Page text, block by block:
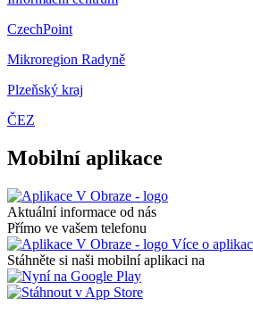
CzechPoint
Mikroregion Radyně
Plzeňský kraj
ČEZ
Mobilní aplikace
Aktuální informace od nás
Přímo ve vašem telefonu
Více o
Stáhněte si naši mobilní aplikaci na